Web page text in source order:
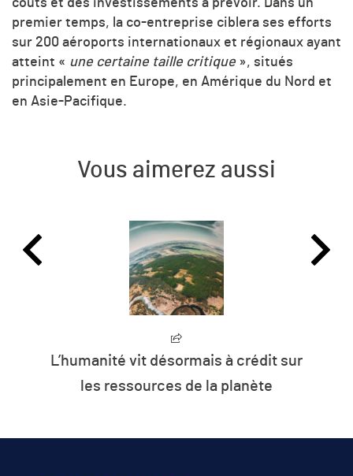
premier temps, la co-entreprise ciblera ses efforts
sur 200 aéroports internationaux et régionaux ayant
atteint « une certaine taille critique », situés
principalement en Europe, en Amérique du Nord et
en Asie-Pacifique.
Vous aimerez aussi
L’humanité vit désormais à crédit sur
les ressources de la planète